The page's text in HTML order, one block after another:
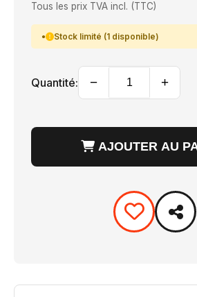
Tous les prix TVA incl. (TTC)
Stock limité (1 disponible)
Quantité: − +
AJOUTER AU